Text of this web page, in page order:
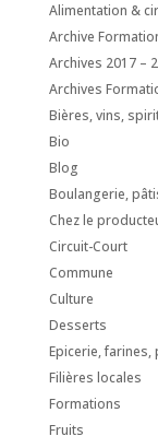
Alimentation &
Archive
Archives 2017 –
Archives
Bières, vins,
Bio
Blog
Boulangerie,
Chez le
Circuit-Court
Commune
Culture
Desserts
Epicerie, farines,
Filières locales
Formations
Fruits